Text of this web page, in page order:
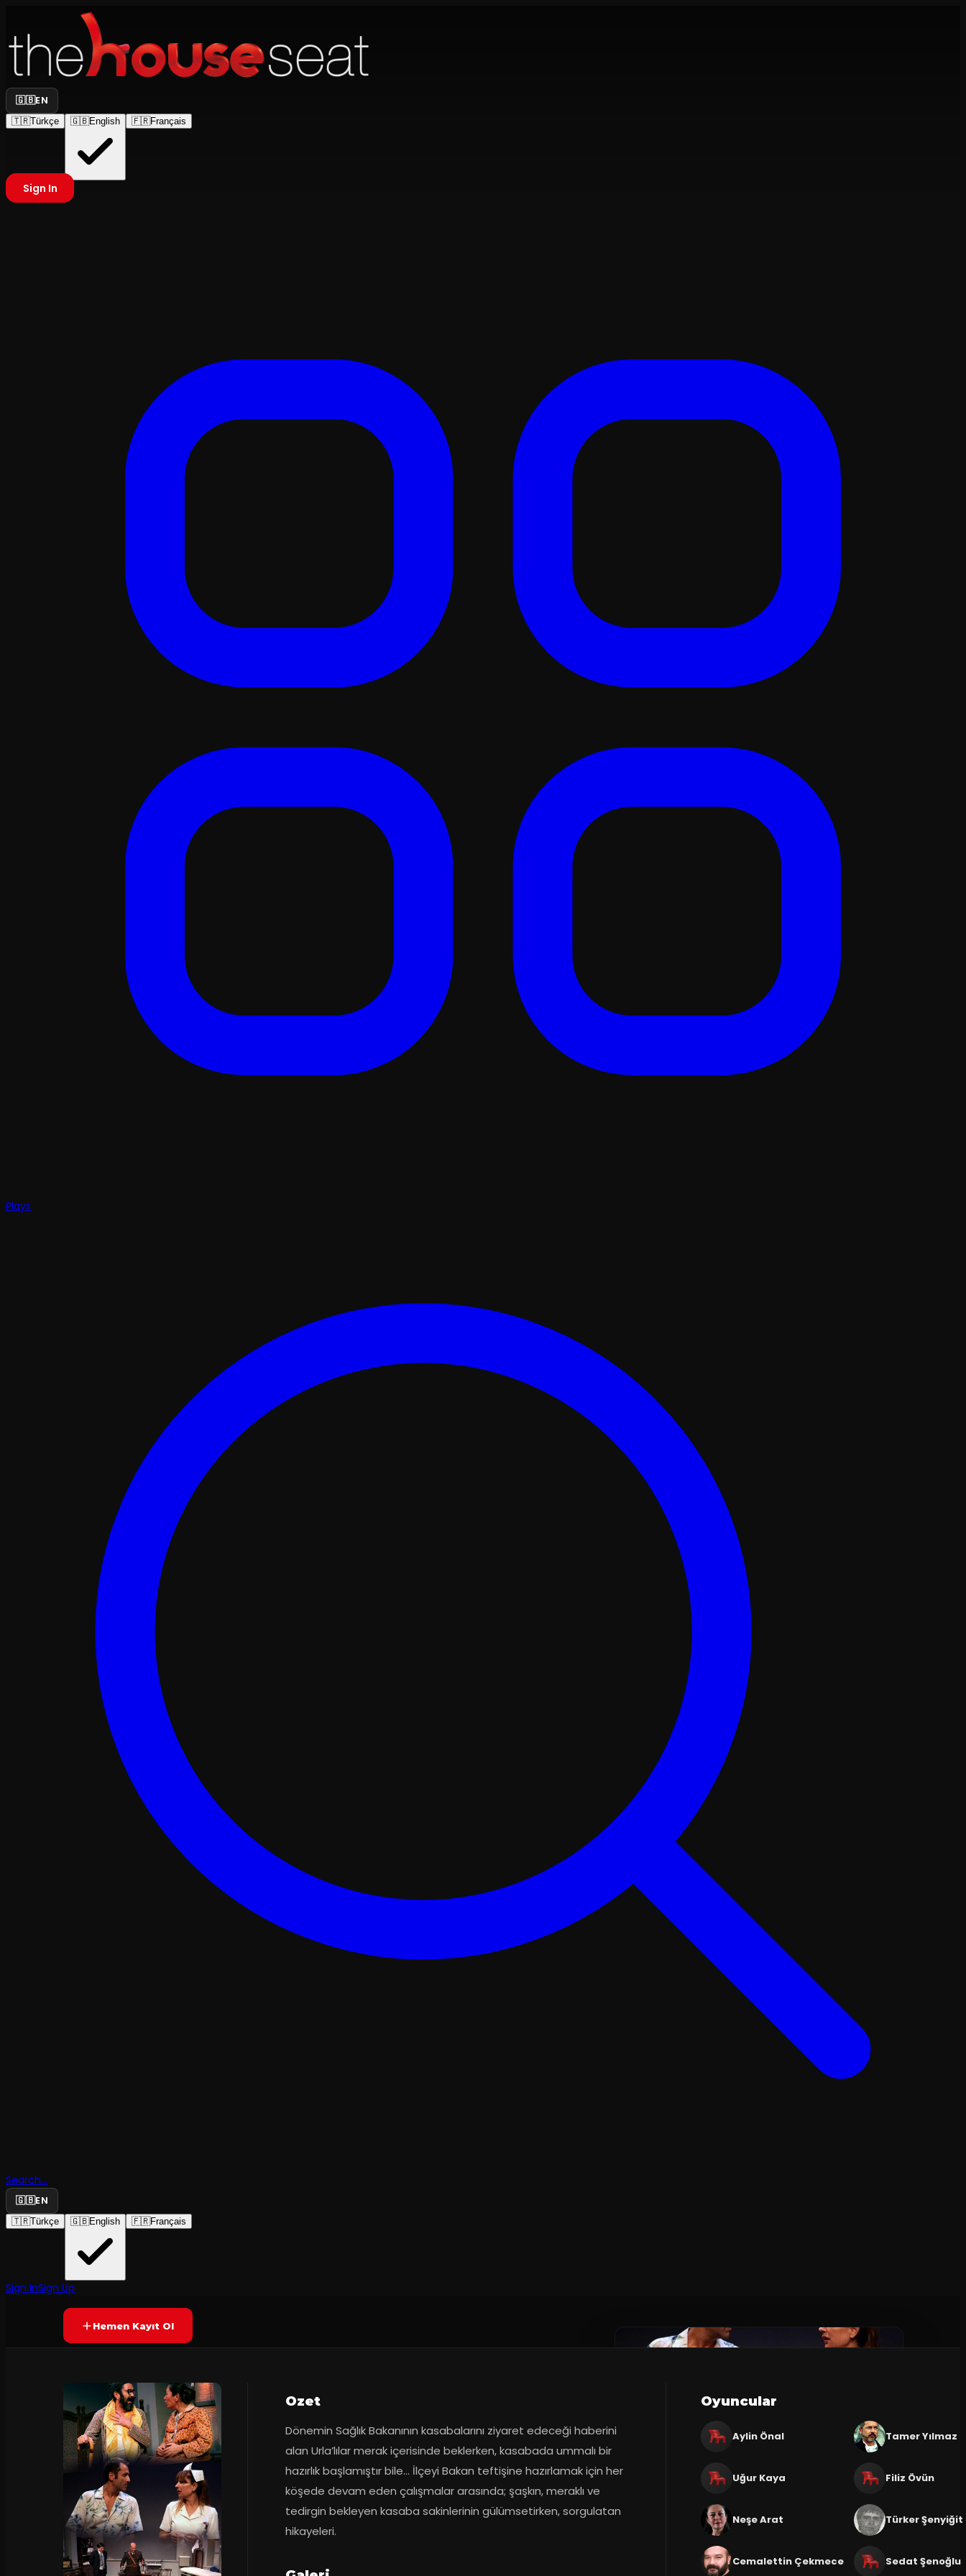
🇬🇧EN
🇹🇷Türkçe 🇬🇧English 🇫🇷Français
Sign In
Plays
Search...
🇬🇧EN
🇹🇷Türkçe 🇬🇧English 🇫🇷Français
Sign InSign Up
Bekliyoruz
İzmir Devlet Tiyatrosu
SONA ERDI
Hemen Kayıt Ol
Ozet
Dönemin Sağlık Bakanının kasabalarını ziyaret edeceği haberini
alan Urla’lılar merak içerisinde beklerken, kasabada ummalı bir
hazırlık başlamıştır bile… İlçeyi Bakan teftişine hazırlamak için her
köşede devam eden çalışmalar arasında; şaşkın, meraklı ve
tedirgin bekleyen kasaba sakinlerinin gülümsetirken, sorgulatan
hikayeleri.
Oyuncular
Aylin Önal Tamer Yılmaz
Uğur Kaya Filiz Övün
Neşe Arat Türker Şenyiğit
Cemalettin Çekmece Sedat Şenoğlu